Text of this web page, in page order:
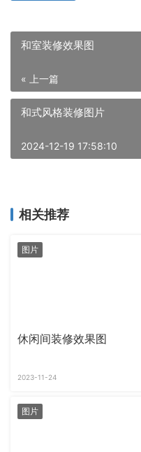
和室装修效果图
« 上一篇
和式风格装修图片
2024-12-19 17:58:10
相关推荐
图片
休闲间装修效果图
2023-11-24
图片